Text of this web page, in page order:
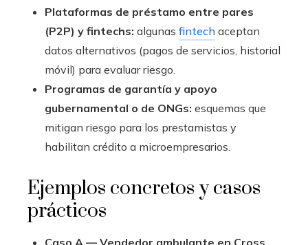
Plataformas de préstamo entre pares
(P2P) y fintechs: algunas fintech aceptan
datos alternativos (pagos de servicios, historial
móvil) para evaluar riesgo.
Programas de garantía y apoyo
gubernamental o de ONGs: esquemas que
mitigan riesgo para los prestamistas y
habilitan crédito a microempresarios.
Ejemplos concretos y casos
prácticos
Caso A — Vendedor ambulante en Cross